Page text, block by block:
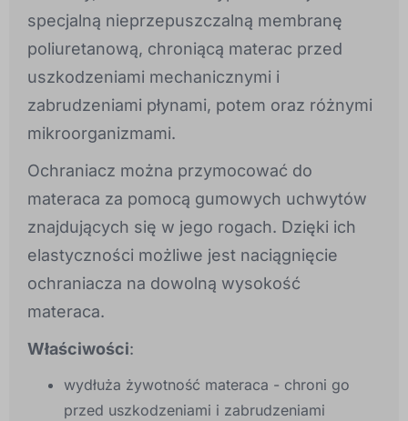
specjalną nieprzepuszczalną membranę
poliuretanową, chroniącą materac przed
uszkodzeniami mechanicznymi i
zabrudzeniami płynami, potem oraz różnymi
mikroorganizmami.
Ochraniacz można przymocować do
materaca za pomocą gumowych uchwytów
znajdujących się w jego rogach. Dzięki ich
elastyczności możliwe jest naciągnięcie
ochraniacza na dowolną wysokość
materaca.
Właściwości:
wydłuża żywotność materaca - chroni go
przed uszkodzeniami i zabrudzeniami